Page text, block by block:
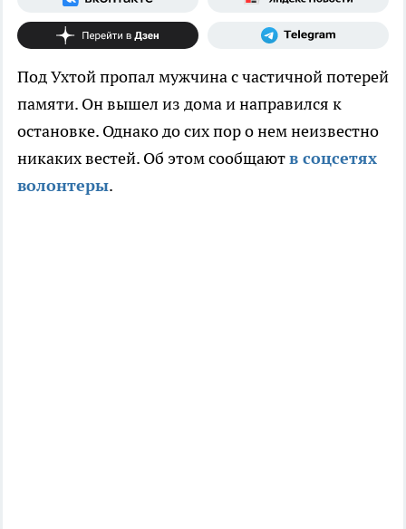
Под Ухтой пропал мужчина с частичной потерей
памяти. Он вышел из дома и направился к
остановке. Однако до сих пор о нем неизвестно
никаких вестей. Об этом сообщаютв соцсетях
волонтеры.